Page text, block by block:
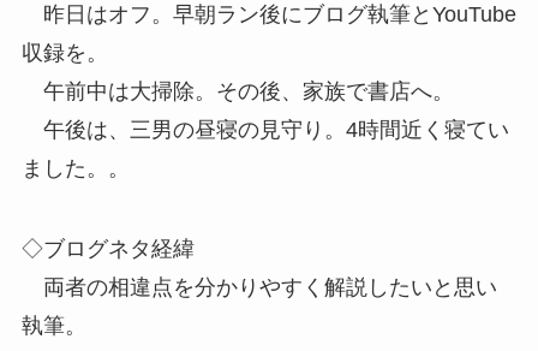
昨日はオフ。早朝ラン後にブログ執筆とYouTube
収録を。
午前中は大掃除。その後、家族で書店へ。
午後は、三男の昼寝の見守り。4時間近く寝てい
ました。。
◇ブログネタ経緯
両者の相違点を分かりやすく解説したいと思い
執筆。